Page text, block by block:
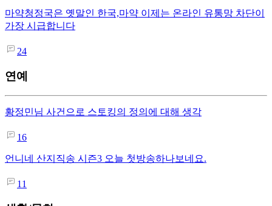
마약청정국은 옛말인 한국,마약 이제는 온라인 유통망 차단이
가장 시급합니다
24
연예
황정민님 사건으로 스토킹의 정의에 대해 생각
16
언니네 산지직송 시즌3 오늘 첫방송하나보네요.
11